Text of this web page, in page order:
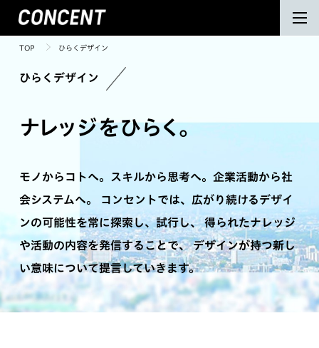
TOP ひらくデザイン
ひらくデザイン
ナレッ ジをひらく。
モノからコトへ。スキルから思考へ。企業活動から社
会システムへ。
コンセントでは、広がり続けるデザイ
ンの可能性を常に探索し、試行し、得られたナレッジ
や活動の内容を発信することで、デザインが持つ新し
い意味について提言していきます。